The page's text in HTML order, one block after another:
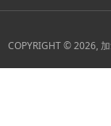
COPYRIGHT © 2026,